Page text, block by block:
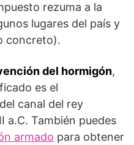
rezuma a la
lugares del país y
concreto).
del hormigón,
es el
canal del rey
a.C. También puedes
armado para obtener